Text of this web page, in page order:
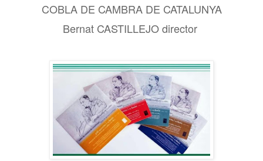
COBLA DE CAMBRA DE CATALUNYA
Bernat CASTILLEJO director